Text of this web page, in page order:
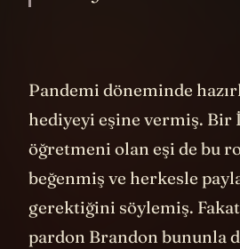
Pandemi döneminde
hediyeyi eşine vermiş. Bir
öğretmeni olan eşi de bu
beğenmiş ve herkesle
gerektiğini söylemiş.
pardon Brandon bununla